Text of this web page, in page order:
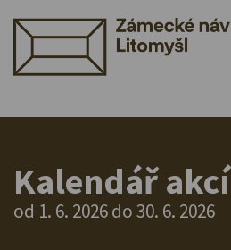
Kalendář akcí
od 1. 6. 2026 do 30. 6. 2026